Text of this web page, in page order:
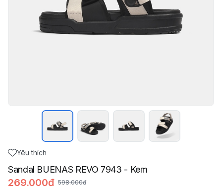
Yêu thích
Sandal BUENAS REVO 7943 - Kem
269.000đ 598.000đ